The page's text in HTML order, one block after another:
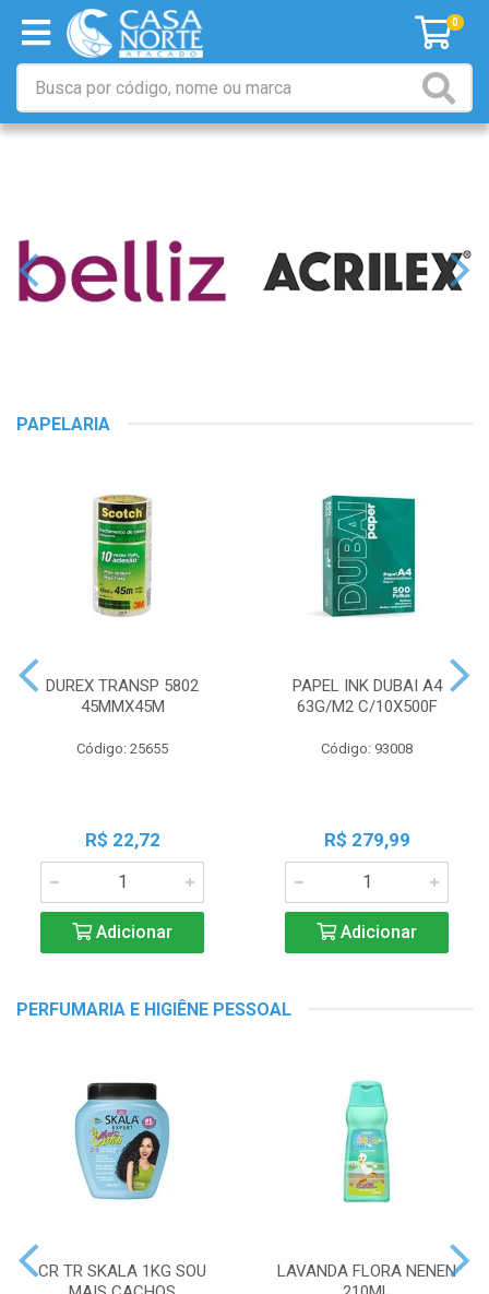
0
PAPELARIA
DUREX TRANSP 5802
45MMX45M
Código: 25655
R$ 22,72
Adicionar
PAPEL INK DUBAI A4
63G/M2 C/10X500F
Código: 93008
R$ 279,99
Adicionar
PERFUMARIA E HIGIÊNE PESSOAL
CR TR SKALA 1KG SOU
LAVANDA FLORA NENEN